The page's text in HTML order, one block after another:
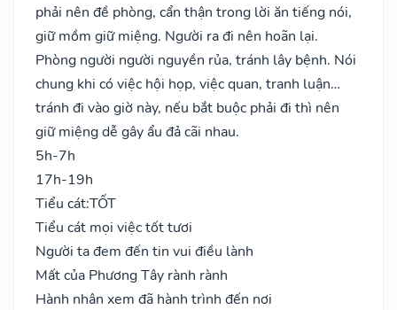
phải nên đề phòng, cẩn thận trong lời ăn tiếng nói,
giữ mồm giữ miệng. Người ra đi nên hoãn lại.
Phòng người người nguyền rủa, tránh lây bệnh. Nói
chung khi có việc hội họp, việc quan, tranh luận…
tránh đi vào giờ này, nếu bắt buộc phải đi thì nên
giữ miệng dễ gây ẩu đả cãi nhau.
5h-7h
17h-19h
Tiểu cát:TỐT
Tiểu cát mọi việc tốt tươi
Người ta đem đến tin vui điều lành
Mất của Phương Tây rành rành
Hành nhân xem đã hành trình đến nơi